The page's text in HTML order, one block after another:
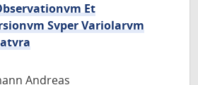
Et
Svper Variolarvm
Andreas